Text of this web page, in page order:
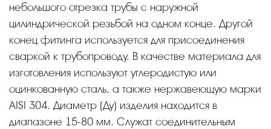
небольшого отрезка трубы с наружной
цилиндрической резьбой на одном конце. Другой
конец фитинга используется для присоединения
сваркой к трубопроводу. В качестве материала для
изготовления используют углеродистую или
оцинкованную сталь, а также нержавеющую марки
AISI 304. Диаметр (Ду) изделия находится в
диапазоне 15-80 мм. Служат соединительным